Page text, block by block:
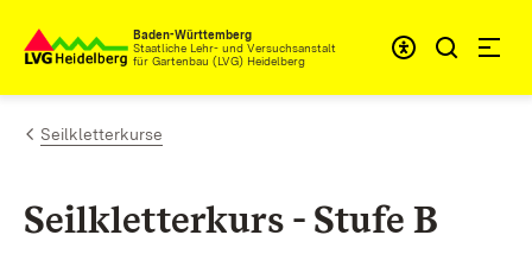
Zum Inhalt springen
Baden-Württemberg
Staatliche Lehr- und Versuchsanstalt
für Gartenbau (LVG) Heidelberg
Seilkletterkurse
Seilkletterkurs - Stufe B